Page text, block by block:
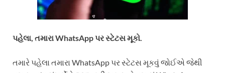
પહેલા, તમારા WhatsApp પર સ્ટેટસ મૂકો.
તમારે પહેલા તમારા WhatsApp પર સ્ટેટસ મૂકવું જોઈએ જેથી